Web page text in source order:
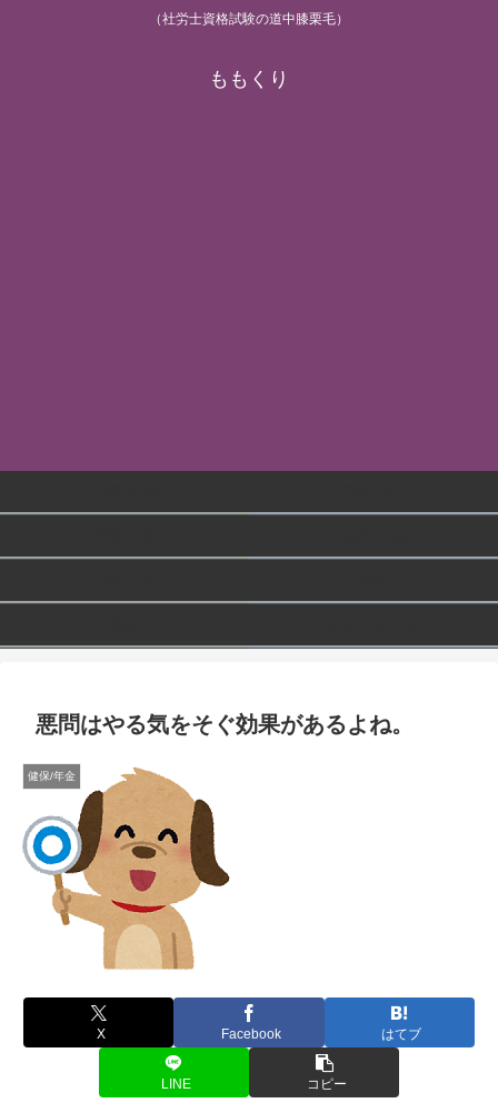
（社労士資格試験の道中膝栗毛）
ももくり
悪問はやる気をそぐ効果があるよね。
健保/年金
X Facebook はてブ
LINE コピー